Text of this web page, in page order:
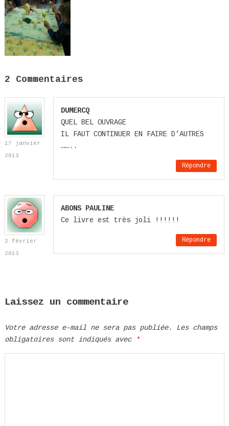
2 Commentaires
17 janvier
2013
DUMERCQ
QUEL BEL OUVRAGE
IL FAUT CONTINUER EN FAIRE D’AUTRES
……..
Répondre
2 février
2013
ABONS PAULINE
Ce livre est très joli !!!!!!
Répondre
Laissez un commentaire
Votre adresse e-mail ne sera pas publiée.
Les champs
obligatoires sont indiqués avec
*